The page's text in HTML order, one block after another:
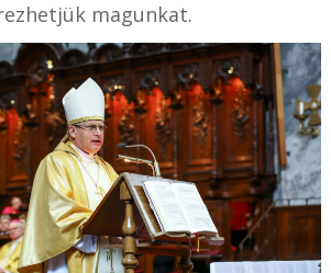
magunkat.